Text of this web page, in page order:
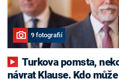
9 fotografií
Turkova pomsta, nekonfliktní Havlíček i
návrat Klause. Kdo